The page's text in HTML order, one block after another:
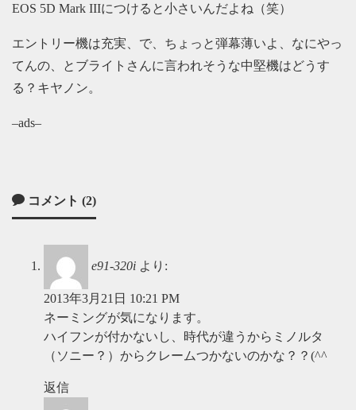
EOS 5D Mark IIIにつけると小さいんだよね（笑）
エントリー機は充実、で、ちょっと弾幕薄いよ、なにやっ
てんの、とブライトさんに言われそうな中堅機はどうす
る？キヤノン。
–ads–
コメント (2)
e91-320i より:
2013年3月21日 10:21 PM
ネーミングが気になります。
ハイフンが付かないし、時代が違うからミノルタ
（ソニー？）からクレームつかないのかな？？(^^ゞ
返信